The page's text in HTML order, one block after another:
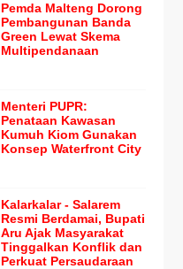
Pemda Malteng Dorong
Pembangunan Banda
Green Lewat Skema
Multipendanaan
Menteri PUPR:
Penataan Kawasan
Kumuh Kiom Gunakan
Konsep Waterfront City
Kalarkalar - Salarem
Resmi Berdamai, Bupati
Aru Ajak Masyarakat
Tinggalkan Konflik dan
Perkuat Persaudaraan